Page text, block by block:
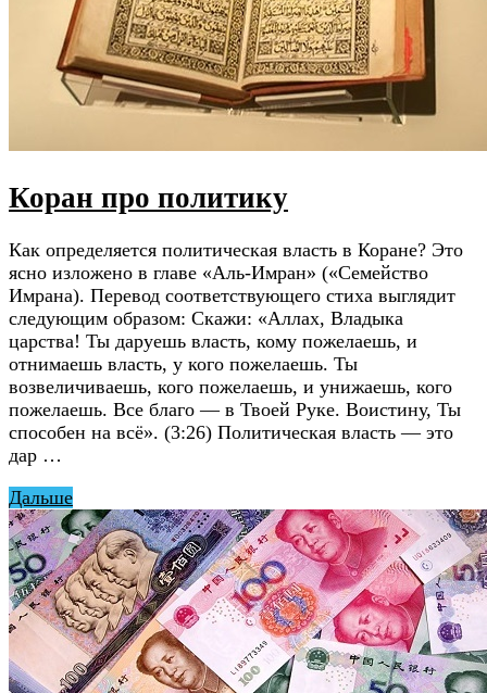
Коран про политику
Как определяется политическая власть в Коране? Это
ясно изложено в главе «Аль-Имран» («Семейство
Имрана). Перевод соответствующего стиха выглядит
следующим образом: Скажи: «Аллах, Владыка
царства! Ты даруешь власть, кому пожелаешь, и
отнимаешь власть, у кого пожелаешь. Ты
возвеличиваешь, кого пожелаешь, и унижаешь, кого
пожелаешь. Все благо — в Твоей Руке. Воистину, Ты
способен на всё». (3:26) Политическая власть — это
дар …
Дальше